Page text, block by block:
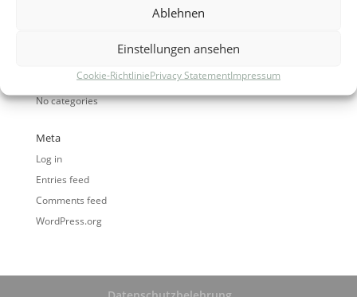
Ablehnen
Einstellungen ansehen
Cookie-RichtliniePrivacy StatementImpressum
Categories
No categories
Meta
Log in
Entries feed
Comments feed
WordPress.org